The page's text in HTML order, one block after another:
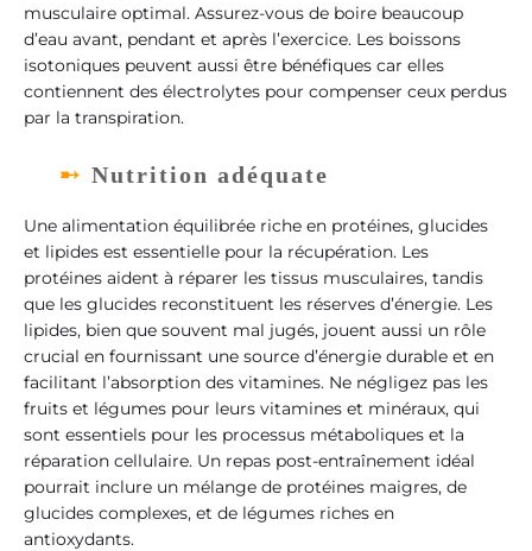
musculaire optimal. Assurez-vous de boire beaucoup
d’eau avant, pendant et après l’exercice. Les boissons
isotoniques peuvent aussi être bénéfiques car elles
contiennent des électrolytes pour compenser ceux perdus
par la transpiration.
Nutrition adéquate
Une alimentation équilibrée riche en protéines, glucides
et lipides est essentielle pour la récupération. Les
protéines aident à réparer les tissus musculaires, tandis
que les glucides reconstituent les réserves d’énergie. Les
lipides, bien que souvent mal jugés, jouent aussi un rôle
crucial en fournissant une source d’énergie durable et en
facilitant l’absorption des vitamines. Ne négligez pas les
fruits et légumes pour leurs vitamines et minéraux, qui
sont essentiels pour les processus métaboliques et la
réparation cellulaire. Un repas post-entraînement idéal
pourrait inclure un mélange de protéines maigres, de
glucides complexes, et de légumes riches en
antioxydants.